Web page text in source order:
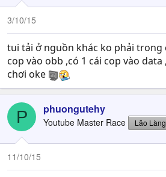
3/10/15
tui tải ở nguồn khác ko phải trong
cop vào obb ,có 1 cái cop vào
chơi oke
P phuongutehy
Youtube Master Race Lão
11/10/15